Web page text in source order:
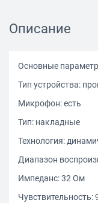
Описание
Основные
Тип устройства:
Микрофон: есть
Тип: накладные
Технология:
Диапазон
Импеданс: 32 Ом
Чувствительность: